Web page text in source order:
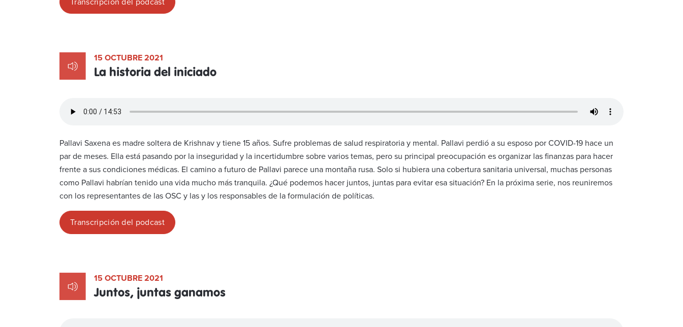
Transcripción del podcast
15 OCTUBRE 2021
La historia del iniciado
Pallavi Saxena es madre soltera de Krishnav y tiene 15 años. Sufre problemas de salud respiratoria y mental. Pallavi perdió a su esposo por COVID-19 hace un
par de meses. Ella está pasando por la inseguridad y la incertidumbre sobre varios temas, pero su principal preocupación es organizar las finanzas para hacer
frente a sus condiciones médicas. El camino a futuro de Pallavi parece una montaña rusa. Solo si hubiera una cobertura sanitaria universal, muchas personas
como Pallavi habrían tenido una vida mucho más tranquila. ¿Qué podemos hacer juntos, juntas para evitar esa situación? En la próxima serie, nos reuniremos
con los representantes de las OSC y las y los responsables de la formulación de políticas.
Transcripción del podcast
15 OCTUBRE 2021
Juntos, juntas ganamos